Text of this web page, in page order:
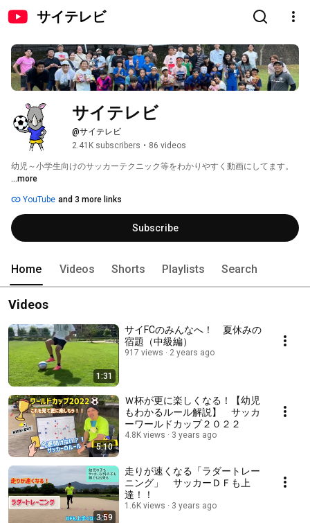
サイテレビ
サイテレビ
@サイテレビ
2.41K subscribers • 86 videos
幼児～小学生向けのサッカーテクニック等をわかりやすく動画にしてます。
...more
YouTube and 3 more links
Subscribe
Home Videos Shorts Playlists Search
Videos
1:31
サイFCのみんなへ！ 夏休みの
宿題（中級編）
917 views 2 years ago
5:10
Ｗ杯が更に楽しくなる！【幼児
もわかるルール解説】 サッカ
ーワールドカップ２０２２
4.8K views 3 years ago
3:59
走りが速くなる「ラダートレー
ニング」 サッカーＤＦも上
達！！
1.6K views 3 years ago